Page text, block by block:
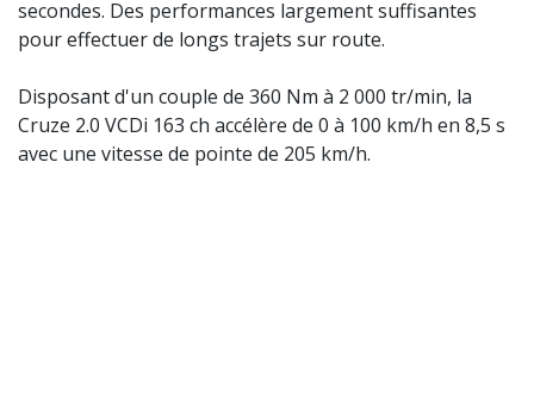
secondes. Des performances largement suffisantes
pour effectuer de longs trajets sur route.
Disposant d'un couple de 360 Nm à 2 000 tr/min, la
Cruze 2.0 VCDi 163 ch accélère de 0 à 100 km/h en 8,5 s
avec une vitesse de pointe de 205 km/h.